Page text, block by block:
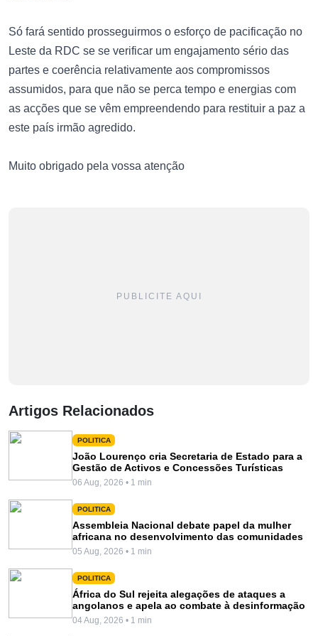
Só fará sentido prosseguirmos o esforço de pacificação no
Leste da RDC se se verificar um engajamento sério das
partes e coerência relativamente aos compromissos
assumidos, para que não se perca tempo e energias com
as acções que se vêm empreendendo para restituir a paz a
este país irmão agredido.
Muito obrigado pela vossa atenção
PUBLICITE AQUI
Artigos Relacionados
POLITICA
João Lourenço cria Secretaria de Estado para a
Gestão de Activos e Concessões Turísticas
06 Aug, 2026 • 1 min
POLITICA
Assembleia Nacional debate papel da mulher
africana no desenvolvimento das comunidades
05 Aug, 2026 • 1 min
POLITICA
África do Sul rejeita alegações de ataques a
angolanos e apela ao combate à desinformação
04 Aug, 2026 • 1 min